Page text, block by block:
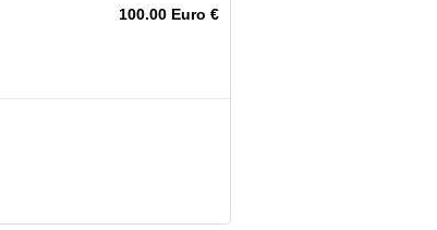
100.00 Euro €